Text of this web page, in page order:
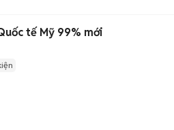
12 64GB trắng Quốc tế Mỹ 99% mới